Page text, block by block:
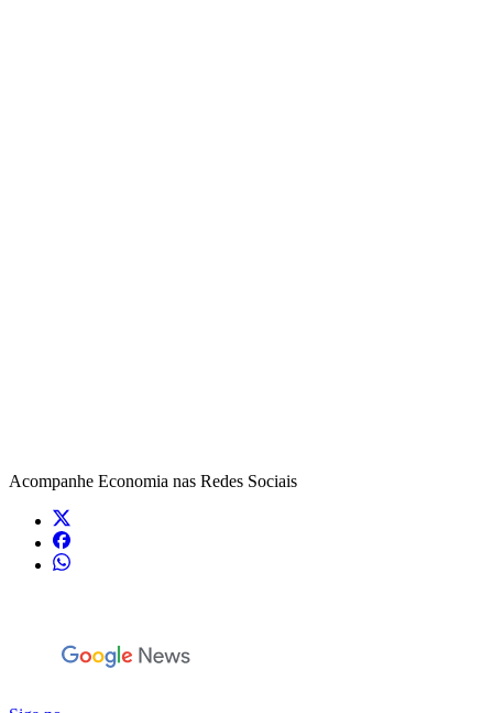
Acompanhe Economia nas Redes Sociais